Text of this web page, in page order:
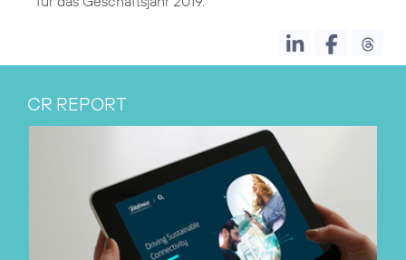
CR REPORT